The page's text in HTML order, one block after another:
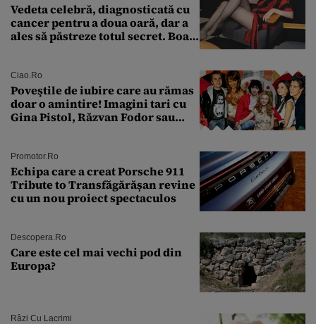
Vedeta celebră, diagnosticată cu
cancer pentru a doua oară, dar a
ales să păstreze totul secret. Boala
Ciao.ro
Poveştile de iubire care au rămas
doar o amintire! Imagini tari cu
Gina Pistol, Răzvan Fodor sau
Promotor.ro
Echipa care a creat Porsche 911
Tribute to Transfăgărășan revine
cu un nou proiect spectaculos
Descopera.ro
Care este cel mai vechi pod din
Europa?
Râzi Cu Lacrimi